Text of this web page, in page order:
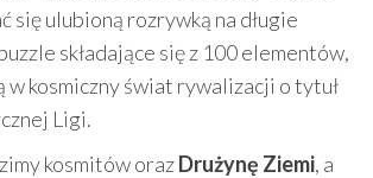
się ulubioną rozrywką na długie
składające się z 100 elementów,
w kosmiczny świat rywalizacji o tytuł
Ligi.
kosmitów orazDrużynę Ziemi, a